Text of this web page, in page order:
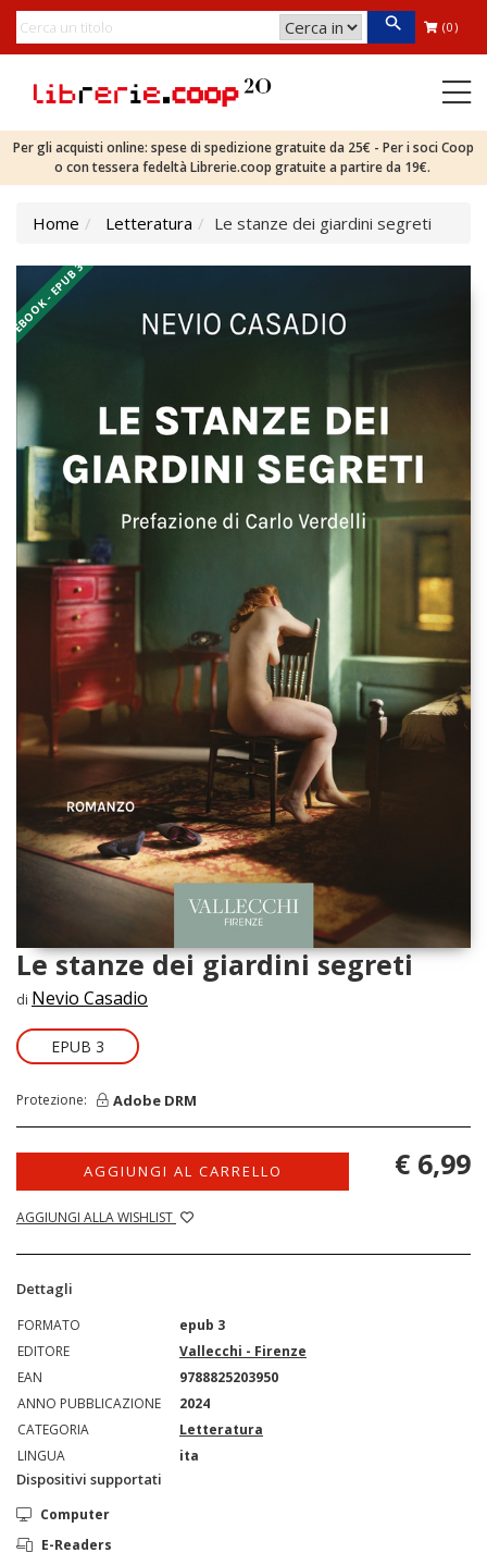
(0)
Per gli acquisti online: spese di spedizione gratuite da 25€ - Per i soci Coop
o con tessera fedeltà Librerie.coop gratuite a partire da 19€.
Home Letteratura Le stanze dei giardini segreti
EBOOK - EPUB 3
Le stanze dei giardini segreti
di Nevio Casadio
EPUB 3
Protezione: Adobe DRM
AGGIUNGI AL CARRELLO
AGGIUNGI ALLA WISHLIST
€ 6,99
Dettagli
FORMATO
epub 3
EDITORE
Vallecchi - Firenze
EAN
9788825203950
ANNO PUBBLICAZIONE
2024
CATEGORIA
Letteratura
LINGUA
ita
Dispositivi supportati
Computer
E-Readers